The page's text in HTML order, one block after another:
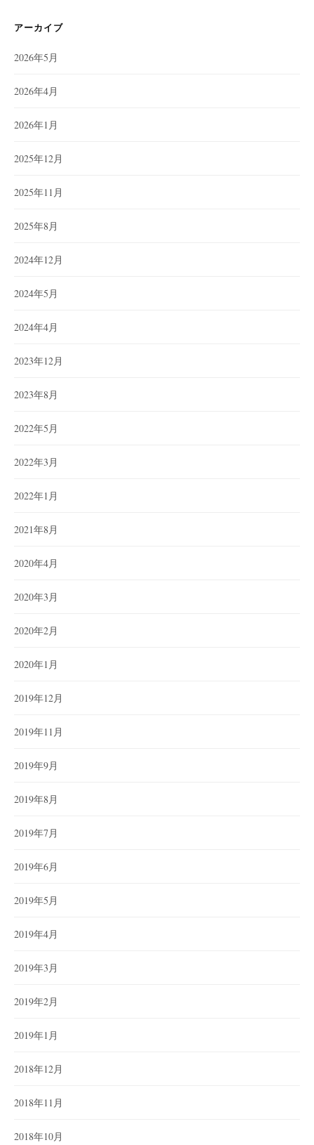
アーカイブ
2026年5月
2026年4月
2026年1月
2025年12月
2025年11月
2025年8月
2024年12月
2024年5月
2024年4月
2023年12月
2023年8月
2022年5月
2022年3月
2022年1月
2021年8月
2020年4月
2020年3月
2020年2月
2020年1月
2019年12月
2019年11月
2019年9月
2019年8月
2019年7月
2019年6月
2019年5月
2019年4月
2019年3月
2019年2月
2019年1月
2018年12月
2018年11月
2018年10月